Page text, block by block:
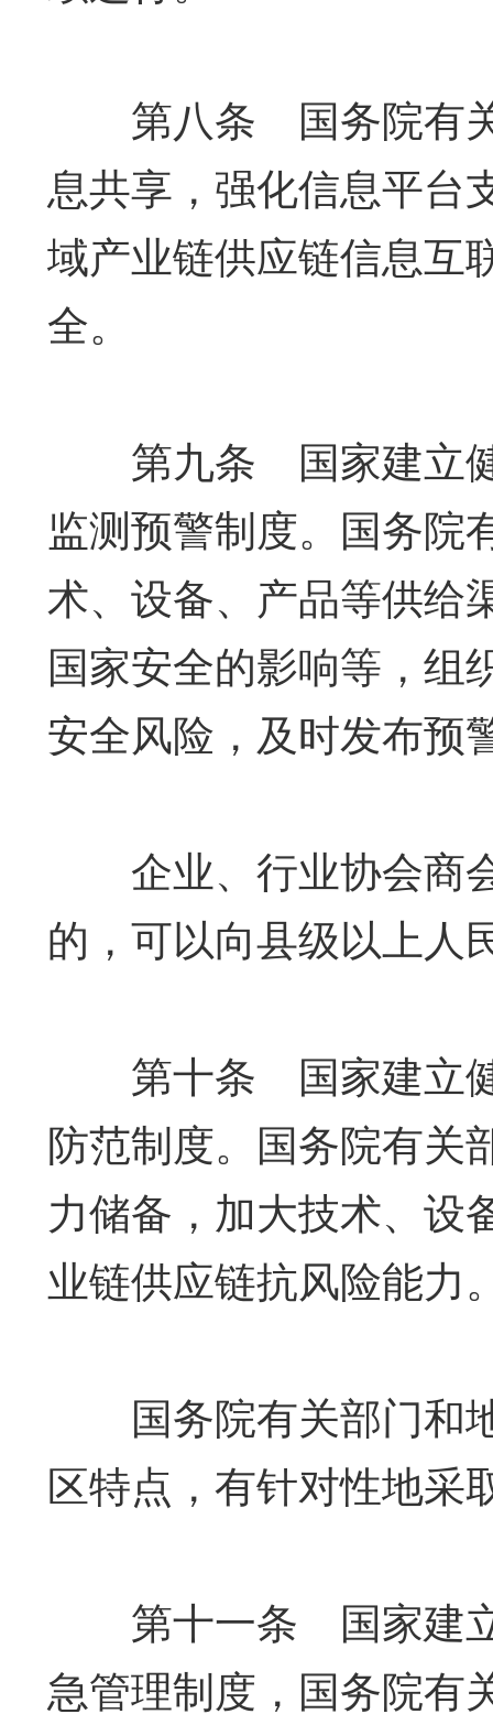
第八条 国务院有关
息共享，强化信息平台
域产业链供应链信息互
全。
第九条 国家建立健
监测预警制度。国务院
术、设备、产品等供给
国家安全的影响等，组
安全风险，及时发布预
企业、行业协会商
的，可以向县级以上人
第十条 国家建立健
防范制度。国务院有关
力储备，加大技术、设
业链供应链抗风险能力
国务院有关部门和
区特点，有针对性地采
第十一条 国家建立
急管理制度，国务院有